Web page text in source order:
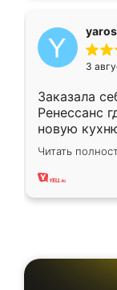
3
Заказала
Ренессанс
новую
вполне
два года,
Читать